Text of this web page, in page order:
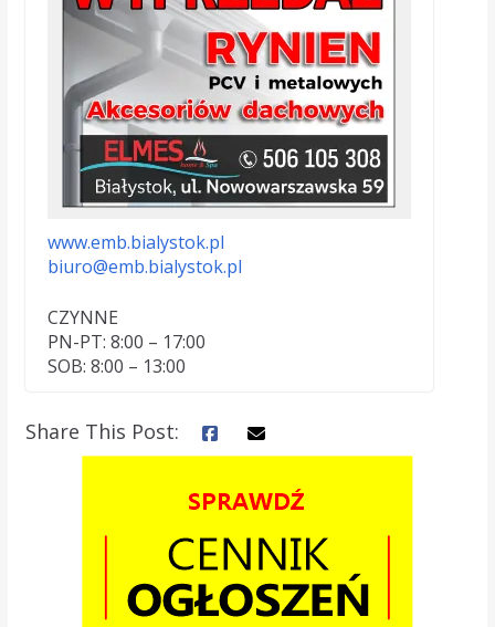
www.emb.bialystok.pl
biuro@emb.bialystok.pl
CZYNNE
PN-PT: 8:00 – 17:00
SOB: 8:00 – 13:00
Share This Post: